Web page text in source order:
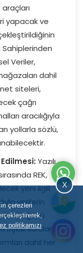
yapacak ve
Sahiplerinden
Veriler,
dahil
siteleri,
çağrı
aracılığıyla
yollarla sözlü,
Yazılı
REK,
yeni ilgili
verilerin
ilişkisi kurulan
dahil her
çerezleri
politikamızı
X